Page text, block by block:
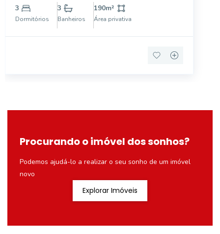
lazer com churrasqueira e piscina, banheiro externo.
Garagem para 02 carros, portão eletrônico, cerca
3
Dormitórios
3
Banheiros
190m²
Área privativa
Procurando o imóvel dos sonhos?
Podemos ajudá-lo a realizar o seu sonho de um imóvel
novo
Explorar Imóveis